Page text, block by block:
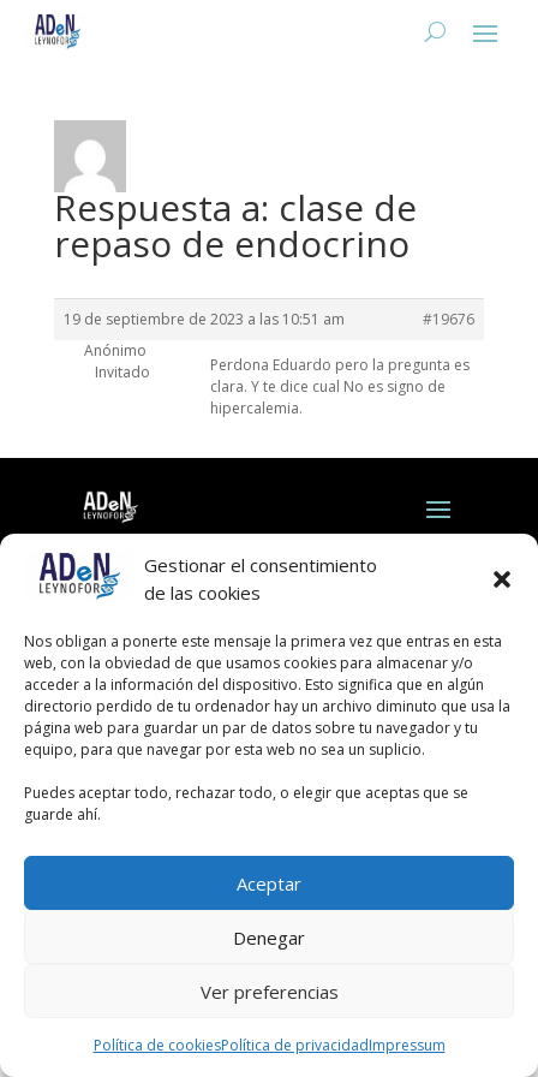
Gestionar el consentimiento
de las cookies
Nos obligan a ponerte este mensaje la primera vez que entras en esta
web, con la obviedad de que usamos cookies para almacenar y/o
acceder a la información del dispositivo. Esto significa que en algún
directorio perdido de tu ordenador hay un archivo diminuto que usa la
página web para guardar un par de datos sobre tu navegador y tu
equipo, para que navegar por esta web no sea un suplicio.
Puedes aceptar todo, rechazar todo, o elegir que aceptas que se
guarde ahí.
Aceptar
Denegar
Ver preferencias
Política de cookiesPolítica de privacidadImpressum
Respuesta a: clase de
repaso de endocrino
19 de septiembre de 2023 a las 10:51 am
#19676
Anónimo
Invitado
Perdona Eduardo pero la pregunta es
clara. Y te dice cual No es signo de
hipercalemia.